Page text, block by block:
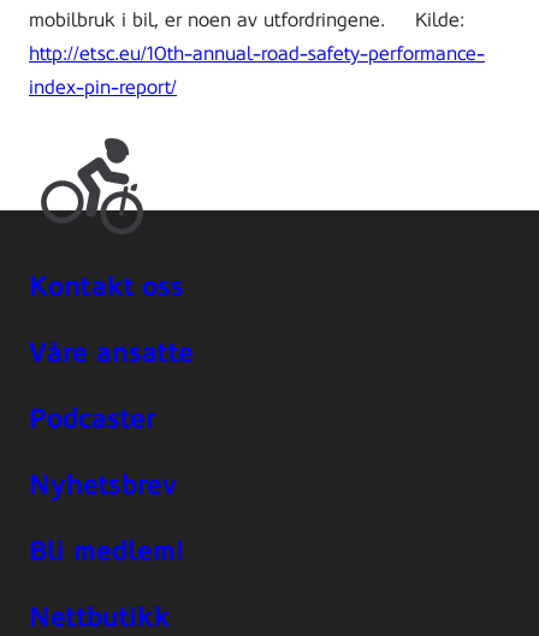
mobilbruk i bil, er noen av utfordringene. Kilde:
http://etsc.eu/10th-annual-road-safety-performance-
index-pin-report/
Kontakt oss
Våre ansatte
Podcaster
Nyhetsbrev
Bli medlem!
Nettbutikk